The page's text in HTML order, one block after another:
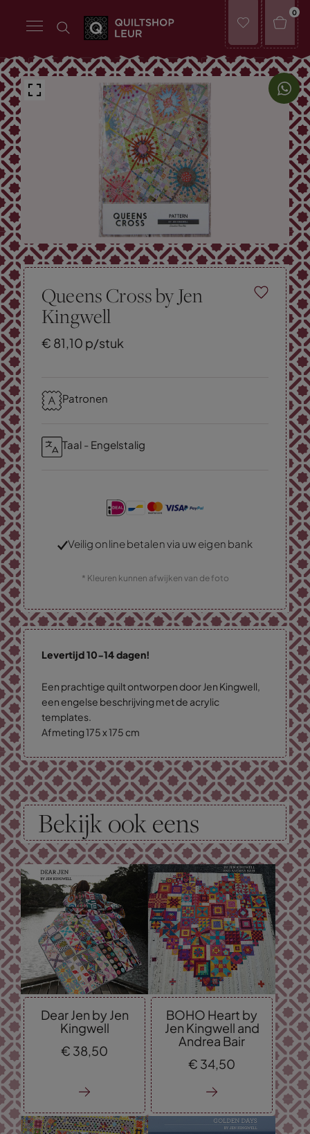
0
Queens Cross by Jen
Kingwell
€ 81,10 p/stuk
Patronen
Taal - Engelstalig
Veilig online betalen via uw eigen bank
* Kleuren kunnen afwijken van de foto
Levertijd 10-14 dagen!
Een prachtige quilt ontworpen door Jen Kingwell,
een engelse beschrijving met de acrylic
templates.
Afmeting 175 x 175 cm
Bekijk ook eens
Dear Jen by Jen
Kingwell
€ 38,50
BOHO Heart by
Jen Kingwell and
Andrea Bair
€ 34,50